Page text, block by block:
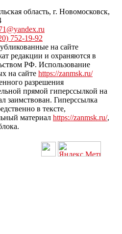
область, г. Новомосковск,
752-19-92
на сайте
редакции и охраняются в
РФ. Использование
на сайте https://zanmsk.ru/
разрешения
прямой гиперссылкой на
заимствован. Гиперссылка
в тексте,
материал https://zanmsk.ru/,